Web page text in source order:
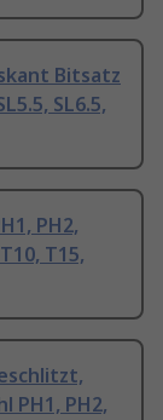
Bitsatz
SL6.5,
PH2,
T15,
PH1, PH2,